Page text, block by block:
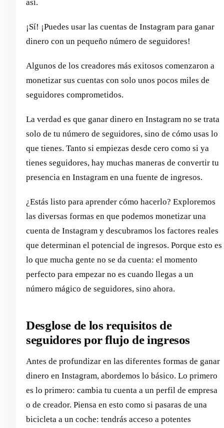
así.
¡Sí! ¡Puedes usar las cuentas de Instagram para ganar
dinero con un pequeño número de seguidores!
Algunos de los creadores más exitosos comenzaron a
monetizar sus cuentas con solo unos pocos miles de
seguidores comprometidos.
La verdad es que ganar dinero en Instagram no se trata
solo de tu número de seguidores, sino de cómo usas lo
que tienes. Tanto si empiezas desde cero como si ya
tienes seguidores, hay muchas maneras de convertir tu
presencia en Instagram en una fuente de ingresos.
¿Estás listo para aprender cómo hacerlo? Exploremos
las diversas formas en que podemos monetizar una
cuenta de Instagram y descubramos los factores reales
que determinan el potencial de ingresos. Porque esto es
lo que mucha gente no se da cuenta: el momento
perfecto para empezar no es cuando llegas a un
número mágico de seguidores, sino ahora.
Desglose de los requisitos de
seguidores por flujo de ingresos
Antes de profundizar en las diferentes formas de ganar
dinero en Instagram, abordemos lo básico. Lo primero
es lo primero: cambia tu cuenta a un perfil de empresa
o de creador. Piensa en esto como si pasaras de una
bicicleta a un coche: tendrás acceso a potentes